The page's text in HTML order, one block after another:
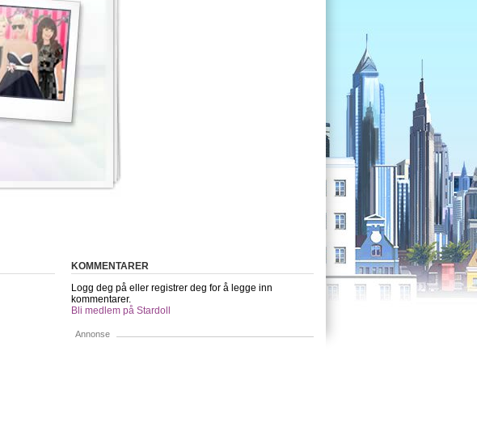
KOMMENTARER
Logg deg på eller registrer deg for å legge inn
kommentarer.
Bli medlem på Stardoll
Annonse